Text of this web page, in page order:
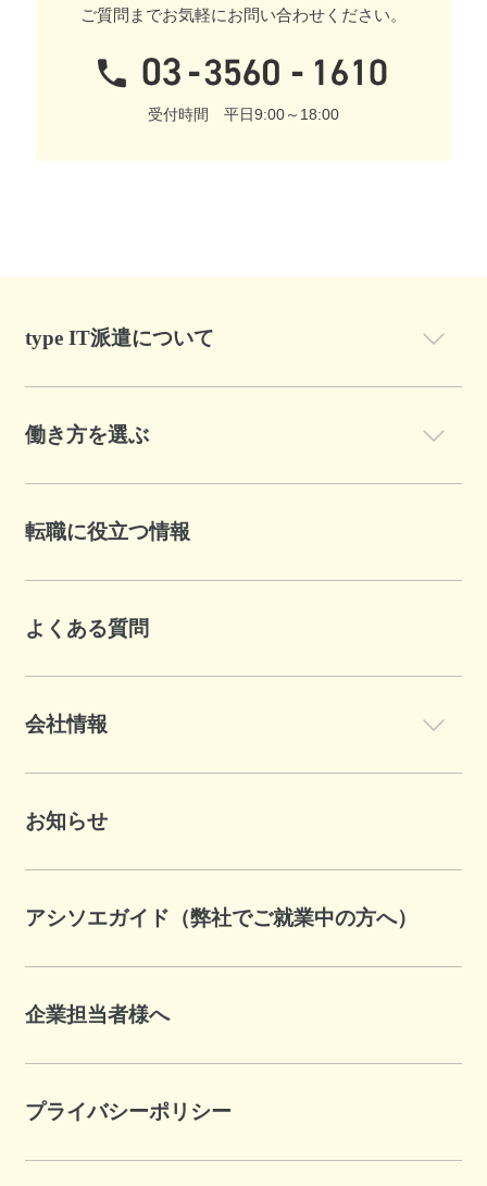
ご質問までお気軽にお問い合わせください。
受付時間 平日9:00～18:00
type IT派遣について
働き方を選ぶ
転職に役立つ情報
よくある質問
会社情報
お知らせ
アシソエガイド（弊社でご就業中の方へ）
企業担当者様へ
プライバシーポリシー